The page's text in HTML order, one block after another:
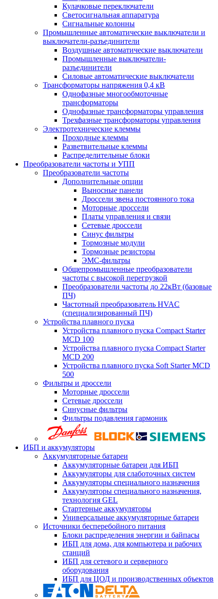
Кулачковые переключатели
Светосигнальная аппаратура
Сигнальные колонны
Промышленные автоматические выключатели и
выключатели-разъединители
Воздушные автоматические выключатели
Промышленные выключатели-
разъединители
Силовые автоматические выключатели
Трансформаторы напряжения 0,4 кВ
Однофазные многообмоточные
трансформаторы
Однофазные трансформаторы управления
Трехфазные трансформаторы управления
Электротехнические клеммы
Проходные клеммы
Разветвительные клеммы
Распределительные блоки
Преобразователи частоты и УПП
Преобразователи частоты
Дополнительные опции
Выносные панели
Дроссели звена постоянного тока
Моторные дроссели
Платы управления и связи
Сетевые дроссели
Синус фильтры
Тормозные модули
Тормозные резисторы
ЭМС-фильтры
Общепромышленные преобразователи
частоты с высокой перегрузкой
Преобразователи частоты до 22кВт (базовые
ПЧ)
Частотный преобразователь HVAC
(специализированный ПЧ)
Устройства плавного пуска
Устройства плавного пуска Compact Starter
MCD 100
Устройства плавного пуска Compact Starter
MCD 200
Устройства плавного пуска Soft Starter MCD
500
Фильтры и дроссели
Моторные дроссели
Сетевые дроссели
Синусные фильтры
Фильтры подавления гармоник
ИБП и аккумуляторы
Аккумуляторные батареи
Аккумуляторные батареи для ИБП
Аккумуляторы для слаботочных систем
Аккумуляторы специального назначения
Аккумуляторы специального назначения,
технология GEL
Стартерные аккумуляторы
Универсальные аккумуляторные батареи
Источники бесперебойного питания
Блоки распределения энергии и байпасы
ИБП для дома, для компьютера и рабочих
станций
ИБП для сетевого и серверного
оборудования
ИБП для ЦОД и производственных объектов